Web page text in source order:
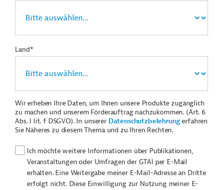
Land*
Wir erheben Ihre Daten, um Ihnen unsere Produkte zugänglich
zu machen und unserem Förderauftrag nachzukommen. (Art. 6
Abs. I lit. f DSGVO). In unserer Datenschutzbelehrungerfahren
Sie Näheres zu diesem Thema und zu Ihren Rechten.
Ich möchte weitere Informationen über Publikationen,
Veranstaltungen oder Umfragen der GTAI per E-Mail
erhalten. Eine Weitergabe meiner E-Mail-Adresse an Dritte
erfolgt nicht. Diese Einwilligung zur Nutzung meiner E-